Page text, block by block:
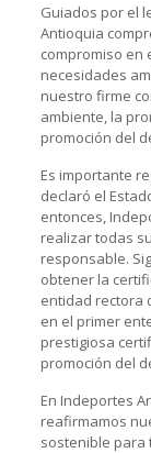
Guiados por el
Antioquia
compromiso en
necesidades
nuestro firme
ambiente, la
promoción del
Es importante
declaró el
entonces,
realizar todas
responsable.
obtener la
entidad rectora
en el primer
prestigiosa
promoción del
En Indeportes
reafirmamos
sostenible para